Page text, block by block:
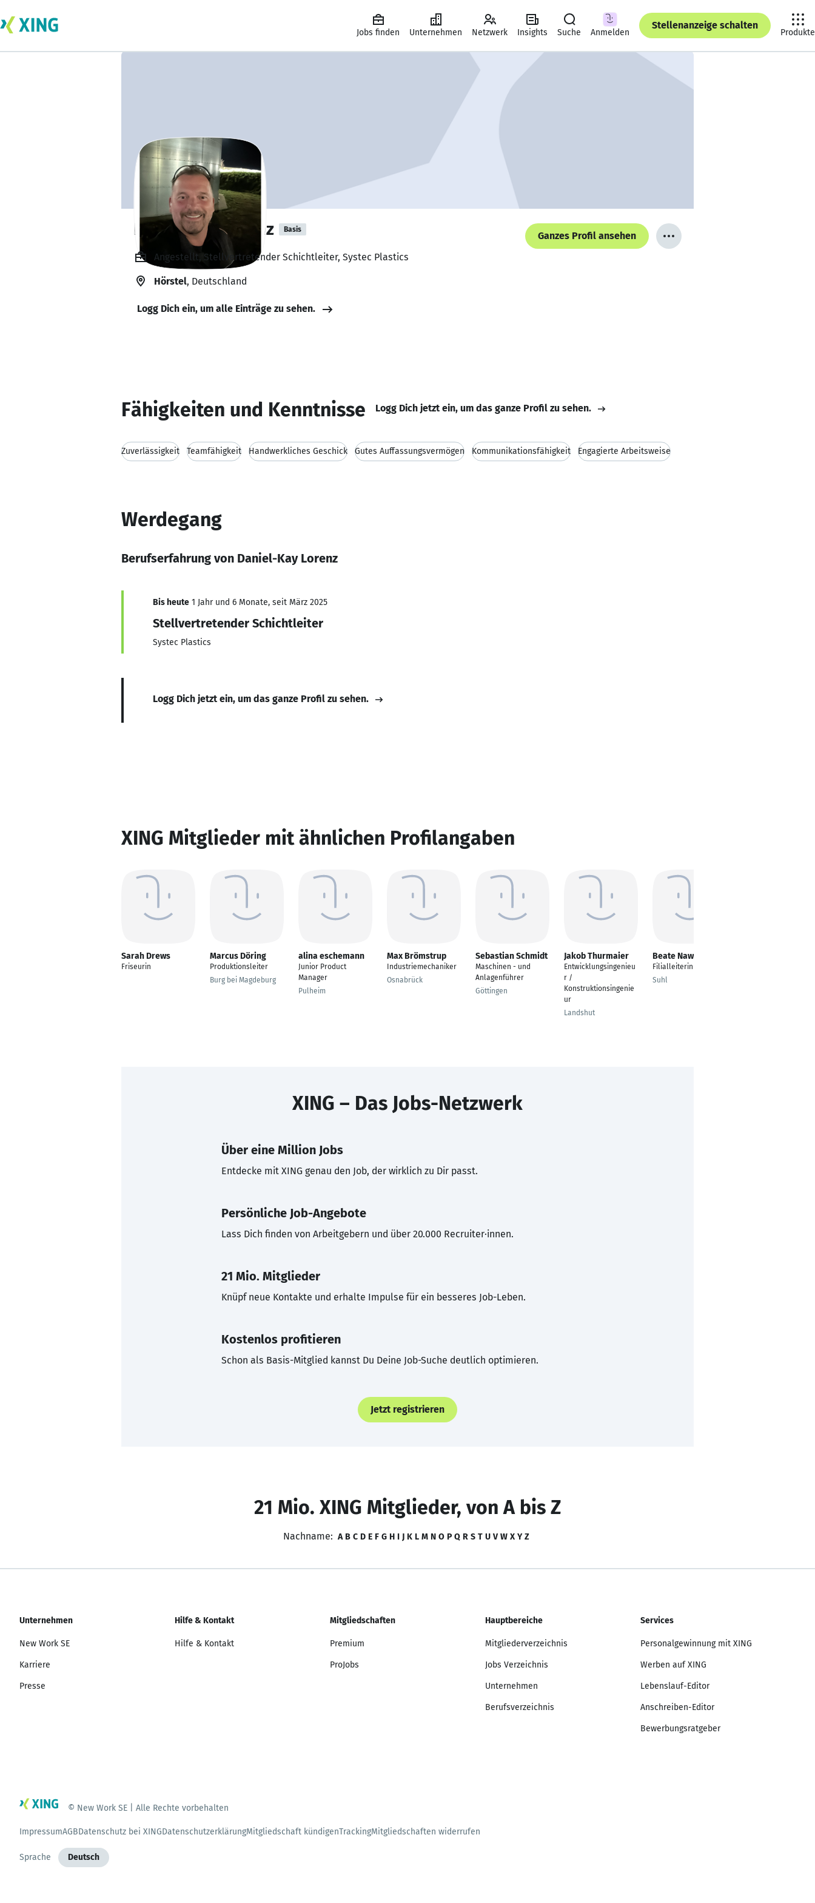
Jobs finden Unternehmen Netzwerk Insights Suche Anmelden
Stellenanzeige schalten
Produkte
Daniel-Kay Lorenz Basis
Ganzes Profil ansehen
Angestellt, Stellvertretender Schichtleiter, Systec Plastics
Hörstel, Deutschland
Logg Dich ein, um alle Einträge zu sehen.
Fähigkeiten und Kenntnisse Logg Dich jetzt ein, um das ganze Profil zu sehen.
Zuverlässigkeit Teamfähigkeit Handwerkliches Geschick Gutes Auffassungsvermögen Kommunikationsfähigkeit Engagierte Arbeitsweise
Werdegang
Berufserfahrung von Daniel-Kay Lorenz
Bis heute 1 Jahr und 6 Monate, seit März 2025
Stellvertretender Schichtleiter
Systec Plastics
Logg Dich jetzt ein, um das ganze Profil zu sehen.
XING Mitglieder mit ähnlichen Profilangaben
Sarah Drews
Friseurin
Marcus Döring
Produktionsleiter
Burg bei Magdeburg
alina eschemann
Junior Product
Manager
Pulheim
Max Brömstrup
Industriemechaniker
Osnabrück
Sebastian Schmidt
Maschinen - und
Anlagenführer
Göttingen
Jakob Thurmaier
Entwicklungsingenieu
r /
Konstruktionsingenie
ur
Landshut
Beate Nawrocki
Filialleiterin
Suhl
XING – Das Jobs-Netzwerk
Über eine Million Jobs
Entdecke mit XING genau den Job, der wirklich zu Dir passt.
Persönliche Job-Angebote
Lass Dich finden von Arbeitgebern und über 20.000 Recruiter·innen.
21 Mio. Mitglieder
Knüpf neue Kontakte und erhalte Impulse für ein besseres Job-Leben.
Kostenlos profitieren
Schon als Basis-Mitglied kannst Du Deine Job-Suche deutlich optimieren.
Jetzt registrieren
21 Mio. XING Mitglieder, von A bis Z
Nachname: A B C D E F G H I J K L M N O P Q R S T U V W X Y Z
Unternehmen
New Work SE
Karriere
Presse
Hilfe & Kontakt
Hilfe & Kontakt
Mitgliedschaften
Premium
ProJobs
Hauptbereiche
Mitgliederverzeichnis
Jobs Verzeichnis
Unternehmen
Berufsverzeichnis
Services
Personalgewinnung mit XING
Werben auf XING
Lebenslauf-Editor
Anschreiben-Editor
Bewerbungsratgeber
© New Work SE | Alle Rechte vorbehalten
ImpressumAGBDatenschutz bei XINGDatenschutzerklärungMitgliedschaft kündigenTrackingMitgliedschaften widerrufen
Sprache Deutsch